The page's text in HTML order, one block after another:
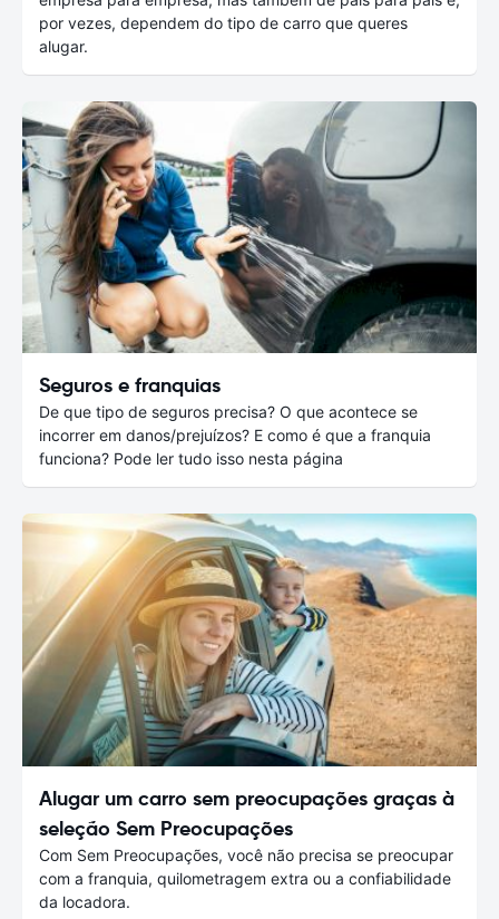
por vezes, dependem do tipo de carro que queres
alugar.
Seguros e franquias
De que tipo de seguros precisa? O que acontece se
incorrer em danos/prejuízos? E como é que a franquia
funciona? Pode ler tudo isso nesta página
Alugar um carro sem preocupações graças à
seleção Sem Preocupações
Com Sem Preocupações, você não precisa se preocupar
com a franquia, quilometragem extra ou a confiabilidade
da locadora.